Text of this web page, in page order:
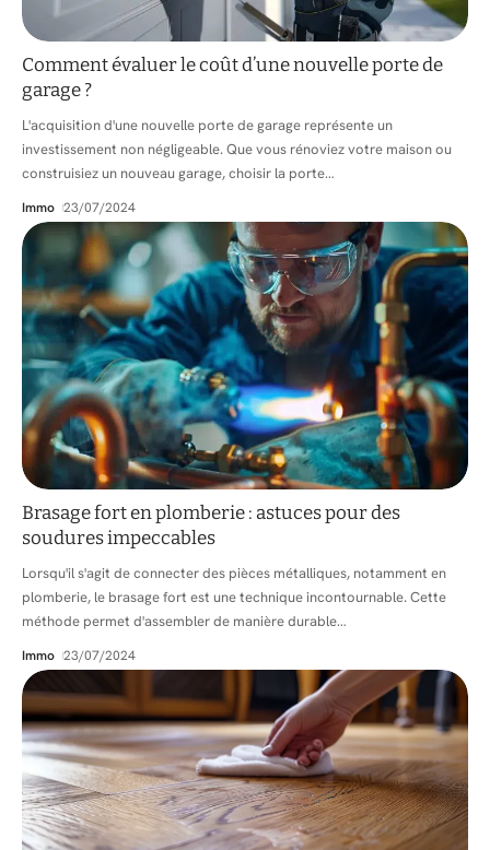
Comment évaluer le coût d’une nouvelle porte de
garage ?
L'acquisition d'une nouvelle porte de garage représente un
investissement non négligeable. Que vous rénoviez votre maison ou
construisiez un nouveau garage, choisir la porte…
Immo 23/07/2024
Brasage fort en plomberie : astuces pour des
soudures impeccables
Lorsqu'il s'agit de connecter des pièces métalliques, notamment en
plomberie, le brasage fort est une technique incontournable. Cette
méthode permet d'assembler de manière durable…
Immo 23/07/2024